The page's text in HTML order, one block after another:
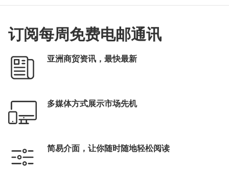
订阅每周免费电邮通讯
亚洲商贸资讯，最快最新
多媒体方式展示市场先机
简易介面，让你随时随地轻松阅读